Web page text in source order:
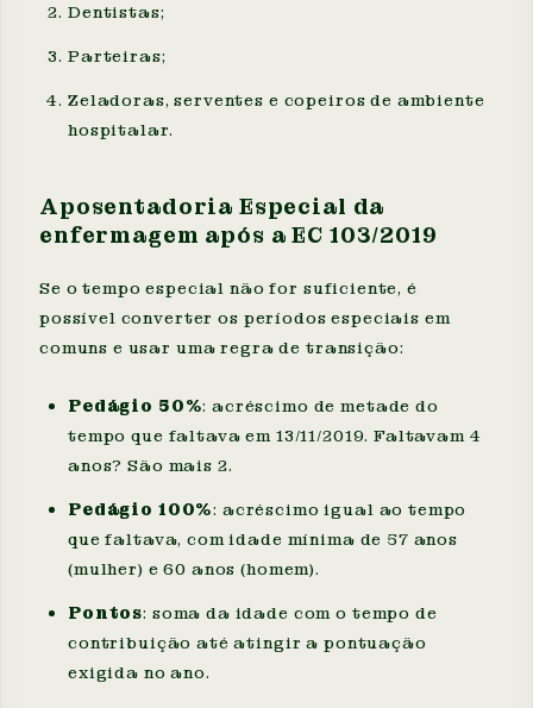
Dentistas;
Parteiras;
Zeladoras, serventes e copeiros de ambiente
hospitalar.
Aposentadoria Especial da
enfermagem após a EC 103/2019
Se o tempo especial não for suficiente, é
possível converter os períodos especiais em
comuns e usar uma regra de transição:
Pedágio 50%: acréscimo de metade do
tempo que faltava em 13/11/2019. Faltavam 4
anos? São mais 2.
Pedágio 100%: acréscimo igual ao tempo
que faltava, com idade mínima de 57 anos
(mulher) e 60 anos (homem).
Pontos: soma da idade com o tempo de
contribuição até atingir a pontuação
exigida no ano.